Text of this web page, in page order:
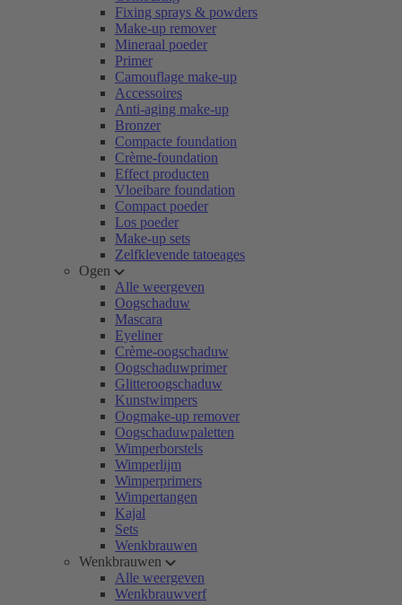
Fixing sprays & powders
Make-up remover
Mineraal poeder
Primer
Camouflage make-up
Accessoires
Anti-aging make-up
Bronzer
Compacte foundation
Crème-foundation
Effect producten
Vloeibare foundation
Compact poeder
Los poeder
Make-up sets
Zelfklevende tatoeages
Ogen
Alle weergeven
Oogschaduw
Mascara
Eyeliner
Crème-oogschaduw
Oogschaduwprimer
Glitteroogschaduw
Kunstwimpers
Oogmake-up remover
Oogschaduwpaletten
Wimperborstels
Wimperlijm
Wimperprimers
Wimpertangen
Kajal
Sets
Wenkbrauwen
Wenkbrauwen
Alle weergeven
Wenkbrauwverf